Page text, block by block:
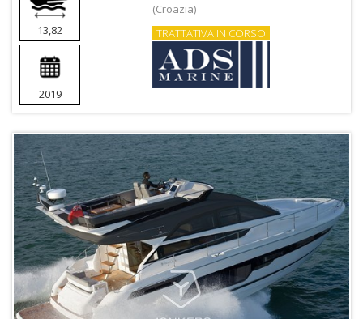
13,82
2019
(Croazia)
TRATTATIVA IN CORSO